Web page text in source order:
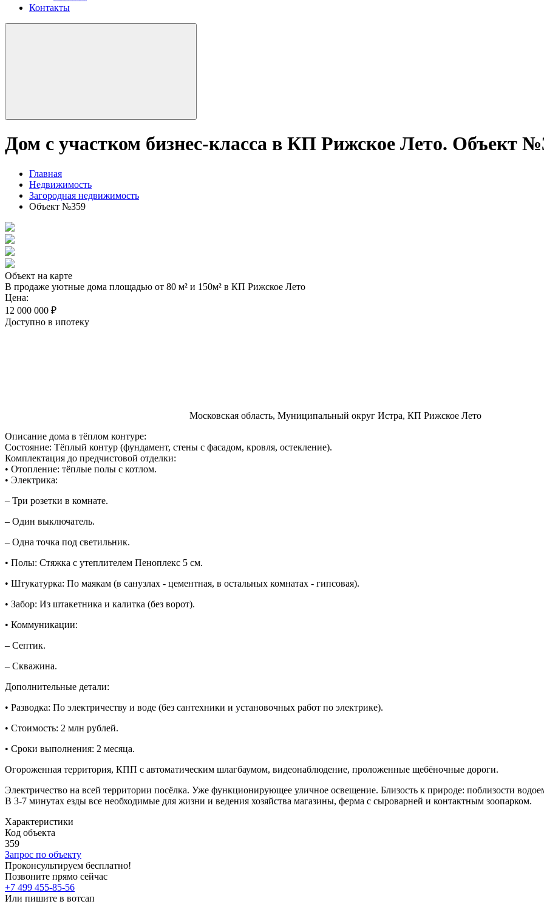
Контакты
Дом с участком бизнес-класса в КП Рижское Лето. Объект
Главная
Недвижимость
Загородная недвижимость
Объект №359
Объект на карте
В продаже уютные дома площадью от 80 м² и 150м² в КП Рижское Лето
Цена:
12 000 000 ₽
Доступно в ипотеку
Московская область, Муниципальный округ Истра, КП Рижское Лето
Описание дома в тёплом контуре:
Состояние: Тёплый контур (фундамент, стены с фасадом, кровля, остекление).
Комплектация до предчистовой отделки:
• Отопление: тёплые полы с котлом.
• Электрика:
– Три розетки в комнате.
– Один выключатель.
– Одна точка под светильник.
• Полы: Стяжка с утеплителем Пеноплекс 5 см.
• Штукатурка: По маякам (в санузлах - цементная, в остальных комнатах - гипсовая).
• Забор: Из штакетника и калитка (без ворот).
• Коммуникации:
– Септик.
– Скважина.
Дополнительные детали:
• Разводка: По электричеству и воде (без сантехники и установочных работ по электрике).
• Стоимость: 2 млн рублей.
• Сроки выполнения: 2 месяца.
Огороженная территория, КПП с автоматическим шлагбаумом, видеонаблюдение, проложенные щебёночные дороги.
Электричество на всей территории посёлка. Уже функционирующее уличное освещение. Близость к природе: поблизости
В 3-7 минутах езды все необходимые для жизни и ведения хозяйства магазины, ферма с сыроварней и контактным зоопарком.
Характеристики
Код объекта
359
Запрос по объекту
Проконсультируем бесплатно!
Позвоните прямо сейчас
+7 499 455-85-56
Или пишите в вотсап